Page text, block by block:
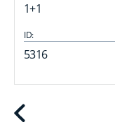
1+1
ID:
5316